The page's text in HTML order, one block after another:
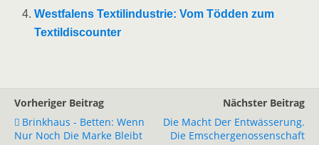
Westfalens Textilindustrie: Vom Tödden zum
Textildiscounter
Vorheriger Beitrag
Brinkhaus - Betten: Wenn
Nur Noch Die Marke Bleibt
Nächster Beitrag
Die Macht Der Entwässerung.
Die Emschergenossenschaft